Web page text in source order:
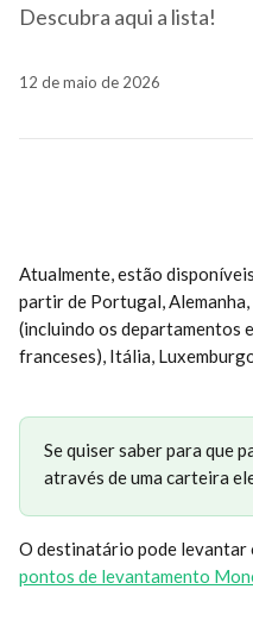
Descubra aqui a lista!
12 de maio de 2026
Atualmente, estão
partir de Portugal, Alemanha,
(incluindo os
franceses), Itália,
Se quiser saber para que
através de uma carteira
O destinatário pode levantar
pontos de levantamento